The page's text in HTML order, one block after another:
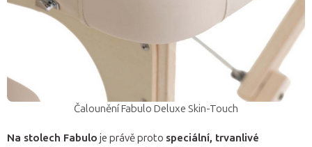
Čalounění Fabulo Deluxe Skin-Touch
Na stolech Fabulo je právě proto speciální, trvanlivé